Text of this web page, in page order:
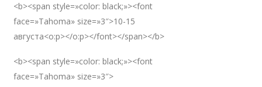
<b><span style=»color: black;»><font
face=»Tahoma» size=»3″>10-15
августа<o:p></o:p></font></span></b>
<b><span style=»color: black;»><font
face=»Tahoma» size=»3″>